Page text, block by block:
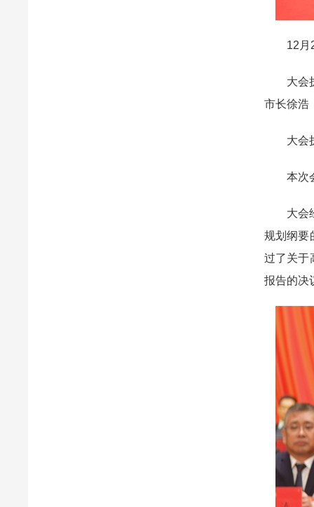
12月24
大会执
市长徐浩
大会执
本次会
大会经
规划纲要
过了关于
报告的决